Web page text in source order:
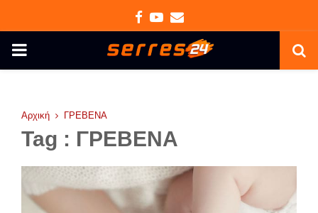
Facebook
Youtube
Email
PRIMARY
Αρχική ΓΡΕΒΕΝΑ
Tag : ΓΡΕΒΕΝΑ